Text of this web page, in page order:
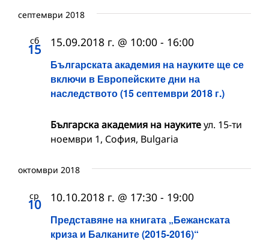
септември 2018
сб
15
Българската академия на науките ще се
включи в Европейските дни на
наследството (15 септември 2018 г.)
15.09.2018 г. @ 10:00 - 16:00
Българска академия на наукитеул. 15-ти
ноември 1, София, Bulgaria
октомври 2018
ср
10
Представяне на книгата „Бежанската
криза и Балканите (2015-2016)“
10.10.2018 г. @ 17:30 - 19:00